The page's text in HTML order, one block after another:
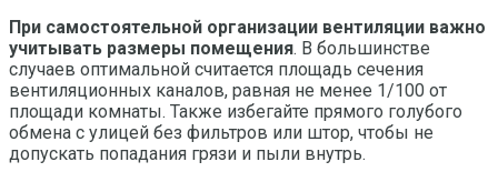
При самостоятельной организации вентиляции важно
учитывать размеры помещения. В большинстве
случаев оптимальной считается площадь сечения
вентиляционных каналов, равная не менее 1/100 от
площади комнаты. Также избегайте прямого голубого
обмена с улицей без фильтров или штор, чтобы не
допускать попадания грязи и пыли внутрь.